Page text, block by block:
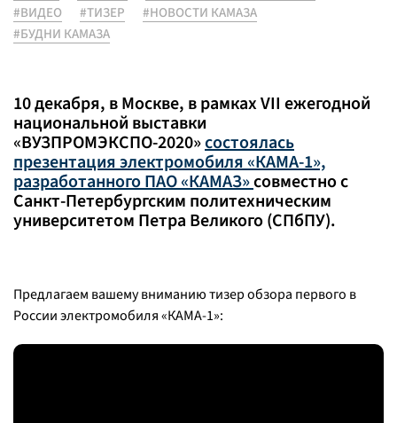
#ВИДЕО
#ТИЗЕР
#НОВОСТИ КАМАЗА
#БУДНИ КАМАЗА
10 декабря, в Москве, в рамках VII ежегодной
национальной выставки
«ВУЗПРОМЭКСПО-2020»состоялась
презентация электромобиля «КАМА-1»,
разработанного ПАО «КАМАЗ»совместно с
Санкт-Петербургским политехническим
университетом Петра Великого (СПбПУ).
Предлагаем вашему вниманию тизер обзора первого в
России электромобиля «КАМА-1»: